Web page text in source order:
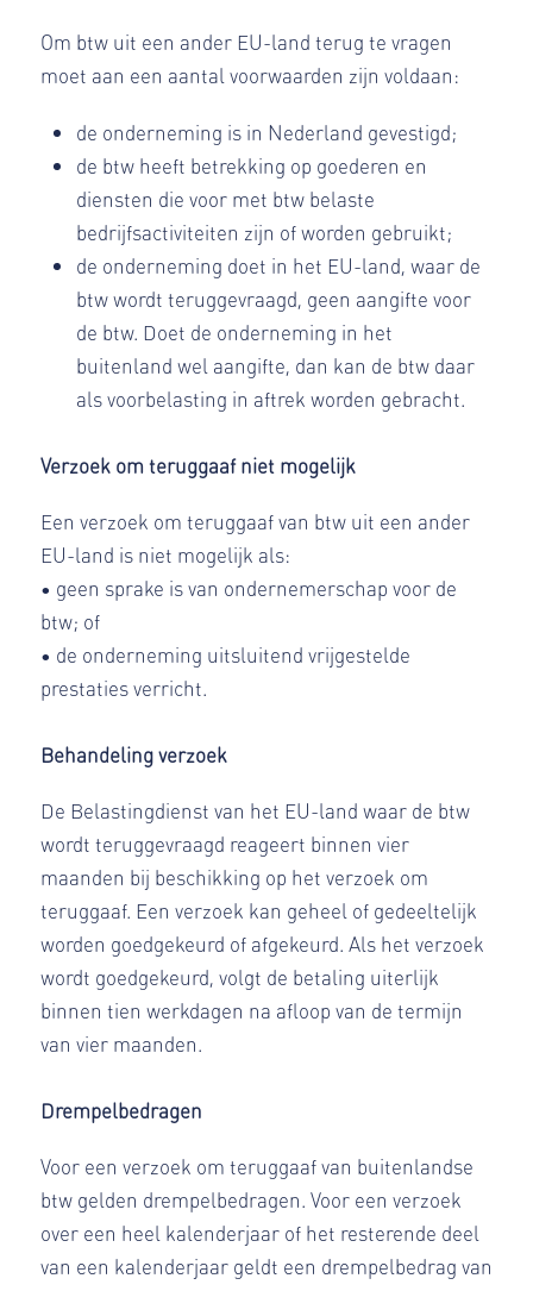
Om btw uit een ander EU-land terug te vragen
moet aan een aantal voorwaarden zijn voldaan:
de onderneming is in Nederland gevestigd;
de btw heeft betrekking op goederen en
diensten die voor met btw belaste
bedrijfsactiviteiten zijn of worden gebruikt;
de onderneming doet in het EU-land, waar de
btw wordt teruggevraagd, geen aangifte voor
de btw. Doet de onderneming in het
buitenland wel aangifte, dan kan de btw daar
als voorbelasting in aftrek worden gebracht.
Verzoek om teruggaaf niet mogelijk
Een verzoek om teruggaaf van btw uit een ander
EU-land is niet mogelijk als:
• geen sprake is van ondernemerschap voor de
btw; of
• de onderneming uitsluitend vrijgestelde
prestaties verricht.
Behandeling verzoek
De Belastingdienst van het EU-land waar de btw
wordt teruggevraagd reageert binnen vier
maanden bij beschikking op het verzoek om
teruggaaf. Een verzoek kan geheel of gedeeltelijk
worden goedgekeurd of afgekeurd. Als het verzoek
wordt goedgekeurd, volgt de betaling uiterlijk
binnen tien werkdagen na afloop van de termijn
van vier maanden.
Drempelbedragen
Voor een verzoek om teruggaaf van buitenlandse
btw gelden drempelbedragen. Voor een verzoek
over een heel kalenderjaar of het resterende deel
van een kalenderjaar geldt een drempelbedrag van